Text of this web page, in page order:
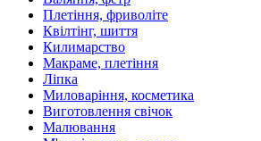
Плетіння, фриволіте
Квілтінг, шиття
Килимарство
Макраме, плетіння
Ліпка
Миловаріння, косметика
Виготовлення свічок
Малювання